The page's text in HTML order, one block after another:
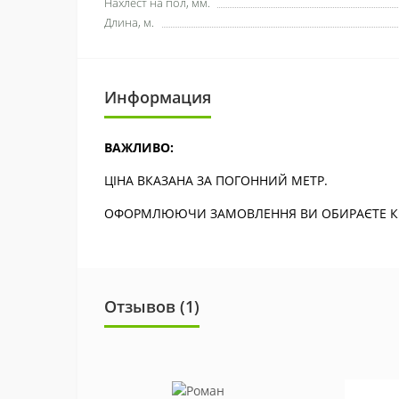
Длина, м.
Информация
ВАЖЛИВО:
ЦІНА ВКАЗАНА ЗА ПОГОННИЙ МЕТР.
ОФОРМЛЮЮЧИ ЗАМОВЛЕННЯ ВИ ОБИРАЄТЕ
Отзывов (1)